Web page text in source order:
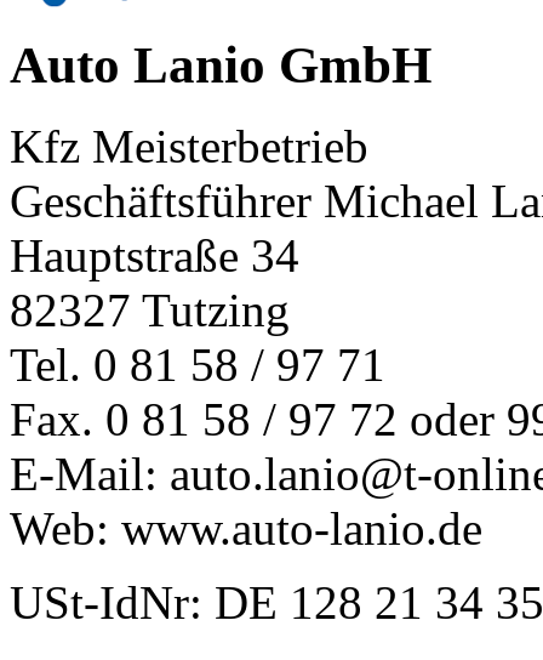
Auto Lanio GmbH
Kfz Meisterbetrieb
Geschäftsführer Michael
Hauptstraße 34
82327 Tutzing
Tel. 0 81 58 / 97 71
Fax. 0 81 58 / 97 72 oder
E-Mail: auto.lanio@t-
Web: www.auto-lanio.de
USt-IdNr: DE 128 21 34 35